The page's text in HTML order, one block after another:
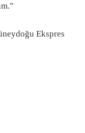
Ekspres